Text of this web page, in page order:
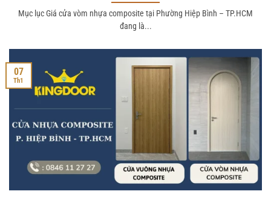
Mục lục Giá cửa vòm nhựa composite tại Phường Hiệp Bình – TP.HCM
đang là...
07
Th1